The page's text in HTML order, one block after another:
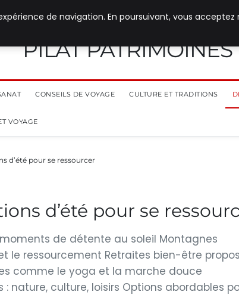
PILAT PATRIMOINES
CONSEILS DE VOYAGE CULTURE ET TRADITIONS
VOYAGE
d’été pour se ressourcer
d’été pour se
moments de détente au soleil Montagnes
le ressourcement Retraites bien-être
comme le yoga et la marche douce
nature, culture, loisirs Options abordables
de navigation. En poursuivant, vous